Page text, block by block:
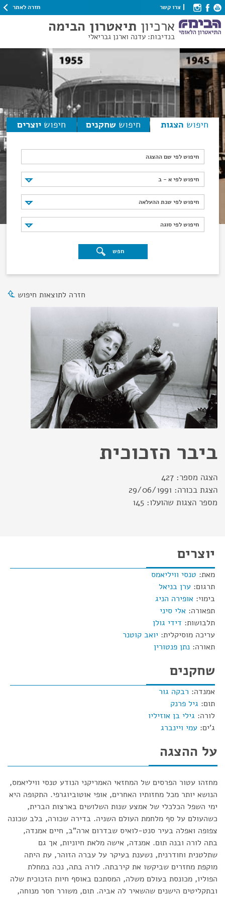
צרו קשר חזרה לאתר
ארכיון תיאטרון הבימה
בנדיבות: עדנה וארנן גבריאלי
חיפוש הצגות חיפוש שחקנים חיפוש יוצרים
חיפוש לפי שם ההצגה
חיפוש לפי א - ב
חיפוש לפי א - ב
חיפוש לפי שנת ההעלאה
חיפוש לפי שנת ההעלאה
חיפוש לפי סוגה
חיפוש לפי סוגה
חפש
חזרה לתוצאות חיפוש
ביבר הזכוכית
הצגה מספר: 427
הצגת בכורה: 29/06/1991
מספר הצגות שהועלו: 145
יוצרים
מאת: טנסי וויליאמס
תרגום: ערן בניאל
בימוי: אופירה הניג
תפאורה: אלי סיני
תלבושות: דידי גולן
עריכה מוסיקלית: יואב קוטנר
תאורה: נתן פנטורין
שחקנים
אמנדה: רבקה גור
תום: גיל פרנק
לורה: גילי בן אוזיליו
ג'ים: עמי ויינברג
על ההצגה
מחזהו עטור הפרסים של המחזאי האמריקני הנודע טנסי וויליאמס,
הנושא יותר מכל מחזותיו האחרים, אופי אוטוביוגרפי. התקופה היא
ימי השפל הכלכלי של אמצע שנות השלושים בארצות הברית,
כשהעולם על סף מלחמת העולם השניה. בדירה שכורה, בלב שכונה
צפופה ואפלה בעיר סנט-לואיס שבדרום ארה"ב, חיים אמנדה,
בתה לורה ובנה תום. אמנדה, אישה מלאת חיוניות, אך גם
שתלטנית וחודרנית, נשענת בעיקר על עברה הזוהר, עת היתה
מוקפת מחזרים שביקשו את קירבתה. לורה בתה, נכה במחלת
הפוליו, מכונסת בעולם משלה, המסתכם באוסף חיות הזכוכית שלה
ובתקליטים הישנים שהשאיר לה אביה. תום, משורר חסר מנוחה,